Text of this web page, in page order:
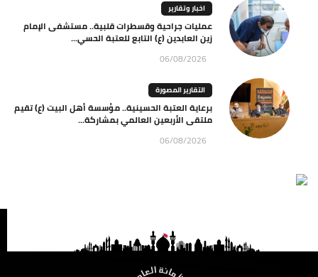
اخبار وتقارير
عمليات جراحية وقسطرات قلبية.. مستشفى الإمام
زين العابدين (ع) التابع للعتبة الحسي...
06/08/2026
التقارير المصورة
برعاية العتبة الحسينية.. مؤسسة أهل البيت (ع) تقيم
ملتقى الأربعين العالمي بمشاركة...
06/08/2026